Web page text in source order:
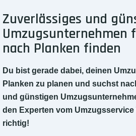
Zuverlässiges und
Umzugsunternehmen
nach Planken finden
Du bist gerade dabei, deinen
Planken zu planen und suchst
und günstigen
den Experten vom Umzugsservice
richtig!